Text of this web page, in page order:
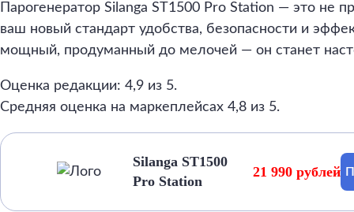
Парогенератор Silanga ST1500 Pro Station — это не
ваш новый стандарт удобства, безопасности и
мощный, продуманный до мелочей — он станет
Оценка редакции: 4,9 из 5.
Средняя оценка на маркеплейсах 4,8 из 5.
Silanga ST1500
Pro Station
21 990 рублей